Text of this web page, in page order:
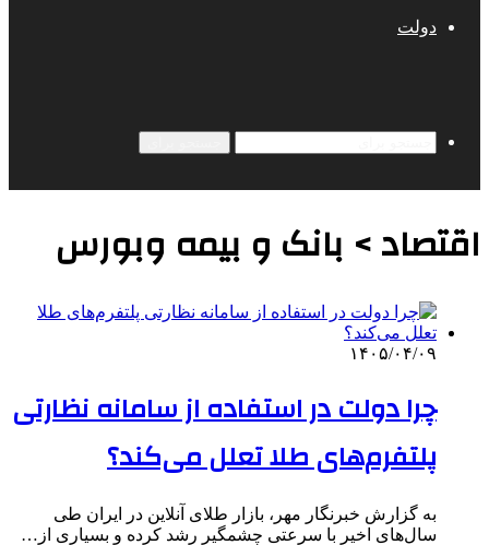
دولت
اقتصاد > بانک و بیمه وبورس
۱۴۰۵/۰۴/۰۹
چرا دولت در استفاده از سامانه نظارتی
پلتفرم‌های طلا تعلل می‌کند؟
به گزارش خبرنگار مهر،‌ بازار طلای آنلاین در ایران طی
سال‌های اخیر با سرعتی چشمگیر رشد کرده و بسیاری از…